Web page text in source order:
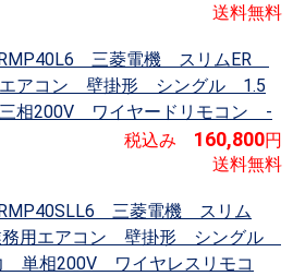
送料無料
三菱電機 スリムER
エアコン 壁掛形 シングル 1.5
相200V ワイヤードリモコン -
税込み 160,800円
送料無料
三菱電機 スリム
務用エアコン 壁掛形 シングル
単相200V ワイヤレスリモコ